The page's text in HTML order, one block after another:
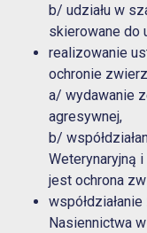
b/ udziału w
skierowane do
realizowanie
ochronie
a/ wydawanie
agresywnej,
b/
Weterynaryjną
jest ochrona
Nasiennictwa